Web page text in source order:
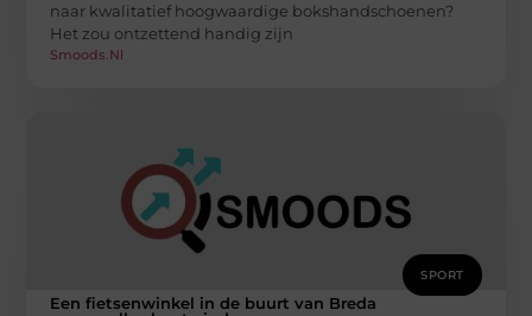
naar kwalitatief hoogwaardige bokshandschoenen?
Het zou ontzettend handig zijn
Smoods.nl
SPORT
Een fietsenwinkel in de buurt van Breda